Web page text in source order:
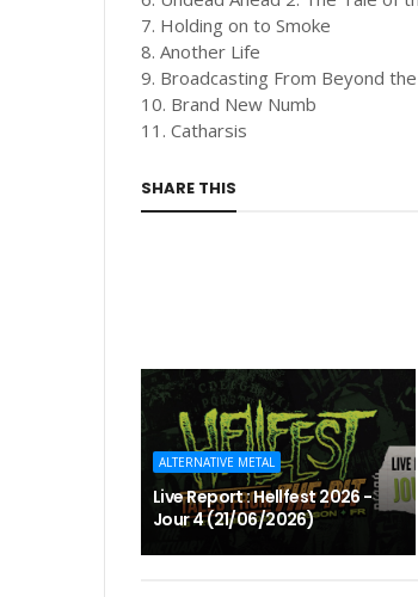
7. Holding on to Smoke
8. Another Life
9. Broadcasting From Beyond
10. Brand New Numb
11. Catharsis
SHARE THIS
ALTERNATIVE METAL
Live Report : Hellfest 2026 -
Jour 4 (21/06/2026)